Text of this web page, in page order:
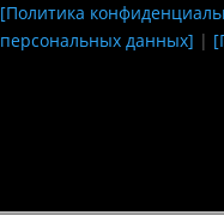
[Политика
персональных данных] |